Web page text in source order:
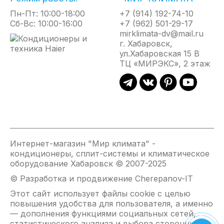
Приборы оптимальны для обогрева
промышленных и складских помещений, цехов,
ангаров, гаражей, выставочных и спортивных
залов, а также открытых площадок, строительных
объектов, помещений с высокими потолками и
плохой теплоизоляцией. В технологических
процессах прогрева и сушки материалов.
Отличительные особенности
Эффективны даже при отрицательных
температурах и на ветру;
Возможен подвес прибора на высоту вплоть
до 20 м;
Надежные ТЭНы в оболочке из
нержавеющей стали;
Отражатель из жаростойкой зеркальной
Пн-Пт: 10:00-18:00
Сб-Вс: 10:00-16:00
+7 (914) 192-74-10
+7 (962) 501-29-17
mirklimata-dv@mail.ru
г. Хабаровск,
ул.Хабаровская 15 В
ТЦ «МИРЭКС», 2 этаж
Интернет-магазин "Мир климата" -
кондиционеры, сплит-системы и климатическое
оборудование Хабаровск © 2007-2025
© Разработка и продвижение Cherepanov-IT
Этот сайт использует файлы cookie с целью
повышения удобства для пользователя, а именно
— дополнения функциями социальных сетей,